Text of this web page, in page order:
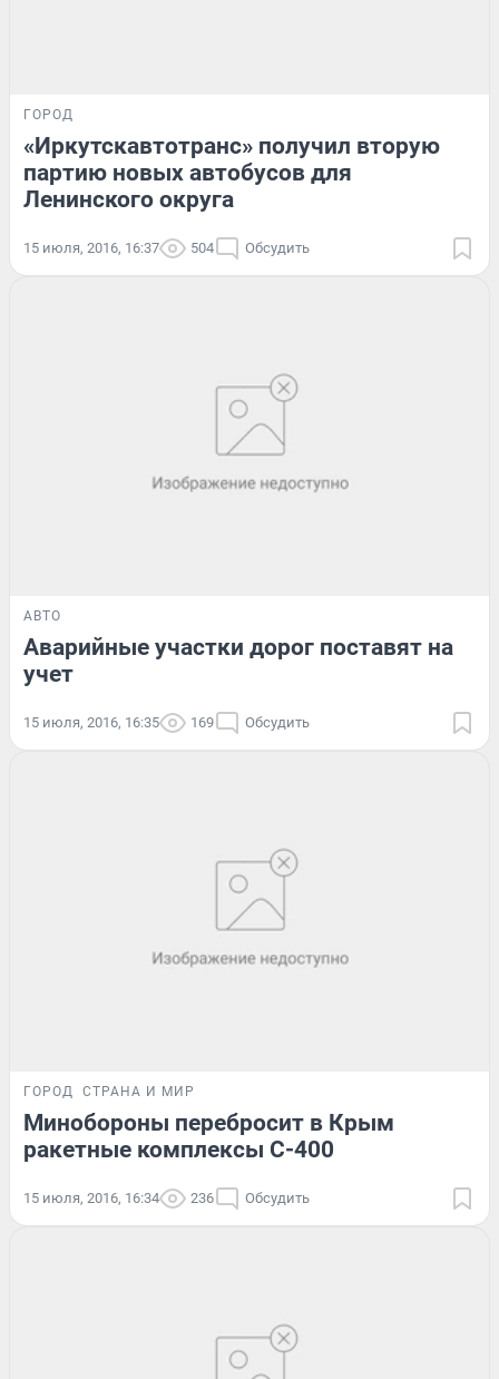
ГОРОД
«Иркутскавтотранс» получил вторую
партию новых автобусов для
Ленинского округа
15 июля, 2016, 16:37 504 Обсудить
АВТО
Аварийные участки дорог поставят на
учет
15 июля, 2016, 16:35 169 Обсудить
ГОРОД СТРАНА И МИР
Минобороны перебросит в Крым
ракетные комплексы С-400
15 июля, 2016, 16:34 236 Обсудить